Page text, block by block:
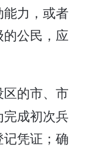
力，或者
公民，应
的市、市
成初次兵
凭证；确